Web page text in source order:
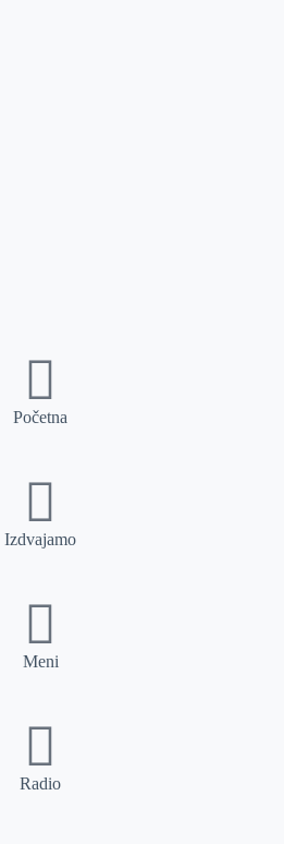
Početna
Izdvajamo
Meni
Radio